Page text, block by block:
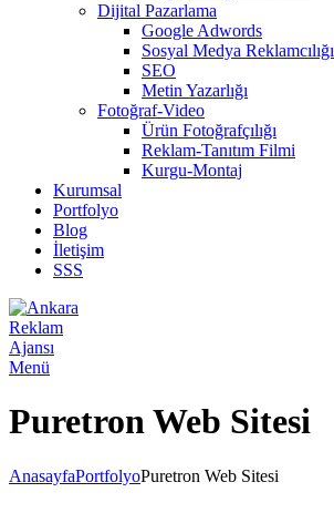
Dijital Pazarlama
Google Adwords
Sosyal Medya Reklamcılığı
SEO
Metin Yazarlığı
Fotoğraf-Video
Ürün Fotoğrafçılığı
Reklam-Tanıtım Filmi
Kurgu-Montaj
Kurumsal
Portfolyo
Blog
İletişim
SSS
Menü
Puretron Web Sitesi
AnasayfaPortfolyoPuretron Web Sitesi